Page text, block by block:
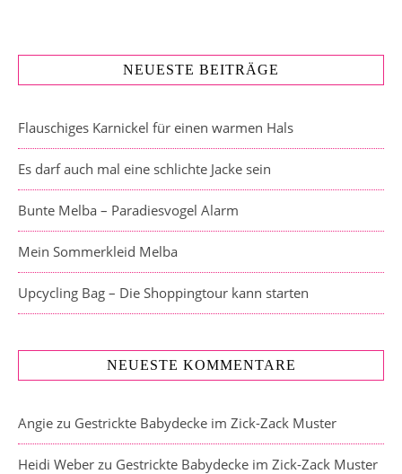
NEUESTE BEITRÄGE
Flauschiges Karnickel für einen warmen Hals
Es darf auch mal eine schlichte Jacke sein
Bunte Melba – Paradiesvogel Alarm
Mein Sommerkleid Melba
Upcycling Bag – Die Shoppingtour kann starten
NEUESTE KOMMENTARE
Angie zu Gestrickte Babydecke im Zick-Zack Muster
Heidi Weber zu Gestrickte Babydecke im Zick-Zack Muster